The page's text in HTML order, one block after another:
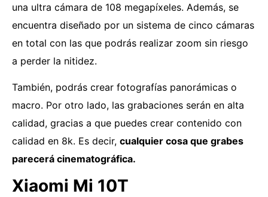
una ultra cámara de 108 megapíxeles. Además, se
encuentra diseñado por un sistema de cinco cámaras
en total con las que podrás realizar zoom sin riesgo
a perder la nitidez.
También, podrás crear fotografías panorámicas o
macro. Por otro lado, las grabaciones serán en alta
calidad, gracias a que puedes crear contenido con
calidad en 8k. Es decir, cualquier cosa que grabes
parecerá cinematográfica.
Xiaomi Mi 10T